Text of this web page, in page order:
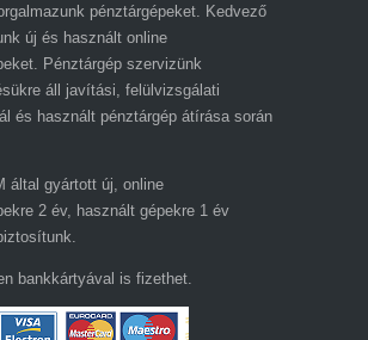
pénztárgépeket. Kedvező
új és használt online
Pénztárgép szervizünk
áll javítási, felülvizsgálati
és használt pénztárgép átírása során
által gyártott új, online
2 év, használt gépekre 1 év
bankkártyával is fizethet.